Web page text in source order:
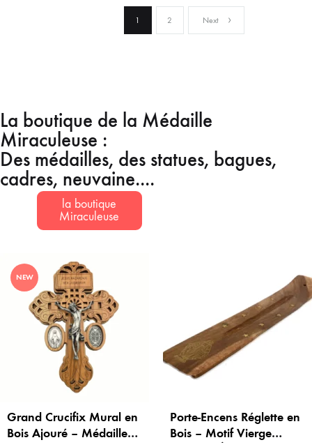
1 2 Next
La boutique de la Médaille
Miraculeuse :
Des médailles, des statues, bagues,
cadres, neuvaine....
la boutique
Miraculeuse
NEW
Grand Crucifix Mural en
Bois Ajouré – Médailles
Porte-Encens Réglette en
Bois – Motif Vierge